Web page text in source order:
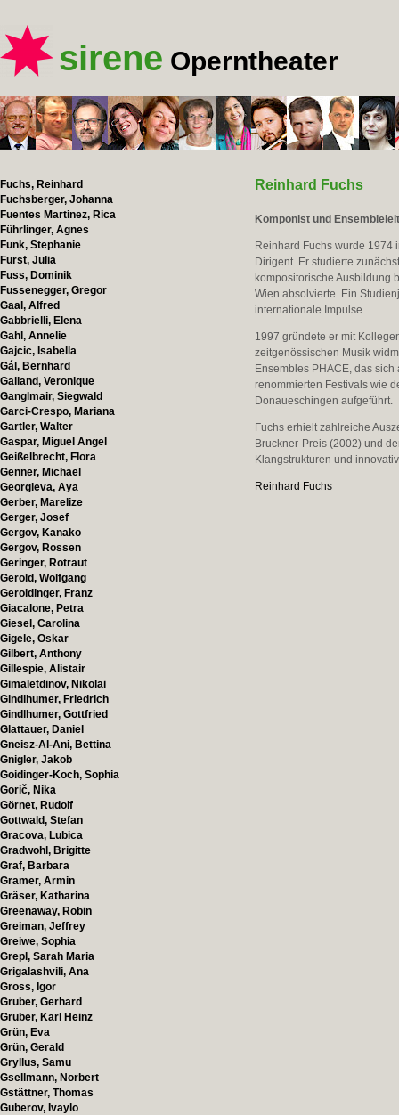
sirene Operntheater
Fuchs, Reinhard
Fuchsberger, Johanna
Fuentes Martinez, Rica
Führlinger, Agnes
Funk, Stephanie
Fürst, Julia
Fuss, Dominik
Fussenegger, Gregor
Gaal, Alfred
Gabbrielli, Elena
Gahl, Annelie
Gajcic, Isabella
Gál, Bernhard
Galland, Veronique
Ganglmair, Siegwald
Garci-Crespo, Mariana
Gartler, Walter
Gaspar, Miguel Angel
Geißelbrecht, Flora
Genner, Michael
Georgieva, Aya
Gerber, Marelize
Gerger, Josef
Gergov, Kanako
Gergov, Rossen
Geringer, Rotraut
Gerold, Wolfgang
Geroldinger, Franz
Giacalone, Petra
Giesel, Carolina
Gigele, Oskar
Gilbert, Anthony
Gillespie, Alistair
Gimaletdinov, Nikolai
Gindlhumer, Friedrich
Gindlhumer, Gottfried
Glattauer, Daniel
Gneisz-Al-Ani, Bettina
Gnigler, Jakob
Goidinger-Koch, Sophia
Gorič, Nika
Görnet, Rudolf
Gottwald, Stefan
Gracova, Lubica
Gradwohl, Brigitte
Graf, Barbara
Gramer, Armin
Gräser, Katharina
Greenaway, Robin
Greiman, Jeffrey
Greiwe, Sophia
Grepl, Sarah Maria
Grigalashvili, Ana
Gross, Igor
Gruber, Gerhard
Gruber, Karl Heinz
Grün, Eva
Grün, Gerald
Gryllus, Samu
Gsellmann, Norbert
Gstättner, Thomas
Guberov, Ivaylo
Reinhard Fuchs
Komponist und
Reinhard Fuchs wurde 1974
Dirigent. Er studierte
kompositorische Ausbildung
Wien absolvierte. Ein
internationale Impulse.
1997 gründete er mit
zeitgenössischen Musik
Ensembles PHACE, das
renommierten Festivals wie
Donaueschingen aufgeführt.
Fuchs erhielt zahlreiche
Bruckner-Preis (2002) und
Klangstrukturen und
Reinhard Fuchs